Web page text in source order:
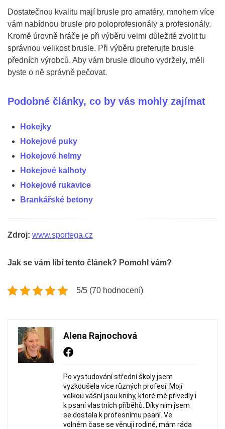
Dostatečnou kvalitu mají brusle pro amatéry, mnohem více
vám nabídnou brusle pro poloprofesionály a profesionály.
Kromě úrovně hráče je při výběru velmi důležité zvolit tu
správnou velikost brusle. Při výběru preferujte brusle
předních výrobců. Aby vám brusle dlouho vydržely, měli
byste o ně správně pečovat.
Podobné články, co by vás mohly zajímat
Hokejky
Hokejové puky
Hokejové helmy
Hokejové kalhoty
Hokejové rukavice
Brankářské betony
Zdroj: www.sportega.cz
Jak se vám líbí tento článek? Pomohl vám?
5/5 (70 hodnocení)
Alena Rajnochová
Po vystudování střední školy jsem
vyzkoušela více různých profesí. Mojí
velkou vášní jsou knihy, které mě přivedly i
k psaní vlastních příběhů. Díky nim jsem
se dostala k profesnímu psaní. Ve
volném čase se věnuji rodině, mám ráda